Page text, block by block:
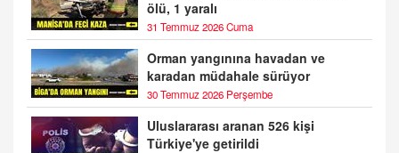
ölü, 1 yaralı
31 Temmuz 2026 Cuma
Orman yangınına havadan ve
karadan müdahale sürüyor
30 Temmuz 2026 Perşembe
Uluslararası aranan 526 kişi
Türkiye'ye getirildi